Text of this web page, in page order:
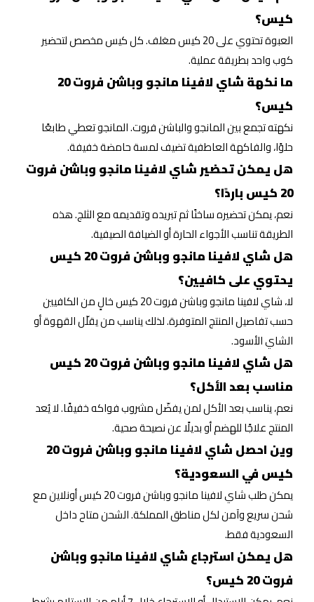
كيس؟
العبوة تحتوي على 20 كيس مغلف. كل كيس مخصص لتحضير
كوب واحد بطريقة عملية.
ما نكهة شاي لافينا مانجو وباشن فروت 20
كيس؟
نكهته تجمع بين المانجو والباشن فروت. المانجو تعطي طابعًا
حلوًا، والفاكهة العاطفية تضيف لمسة حامضة خفيفة.
هل يمكن تحضير شاي لافينا مانجو وباشن فروت
20 كيس باردًا؟
نعم، يمكن تحضيره ساخنًا ثم تبريده وتقديمه مع الثلج. هذه
الطريقة تناسب الأجواء الحارة أو الضيافة الصيفية.
هل شاي لافينا مانجو وباشن فروت 20 كيس
يحتوي على كافيين؟
لا، شاي لافينا مانجو وباشن فروت 20 كيس خالٍ من الكافيين
حسب تفاصيل المنتج المتوفرة. لذلك يناسب من يقلّل القهوة أو
الشاي الأسود.
هل شاي لافينا مانجو وباشن فروت 20 كيس
مناسب بعد الأكل؟
نعم، يناسب بعد الأكل لمن يفضّل مشروب فواكه خفيفًا. لا يُعد
المنتج علاجًا للهضم أو بديلًا عن نصيحة صحية.
وين احصل شاي لافينا مانجو وباشن فروت 20
كيس في السعودية؟
يمكن طلب شاي لافينا مانجو وباشن فروت 20 كيس أونلاين مع
شحن سريع وآمن لكل مناطق المملكة. الشحن متاح داخل
السعودية فقط.
هل يمكن استرجاع شاي لافينا مانجو وباشن
فروت 20 كيس؟